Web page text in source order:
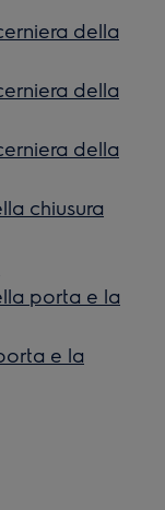
della
della
della
chiusura
porta e la
e la